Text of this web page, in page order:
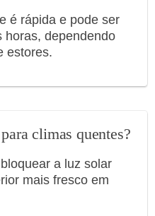
é rápida e pode ser
horas, dependendo
estores.
climas quentes?
a luz solar
mais fresco em